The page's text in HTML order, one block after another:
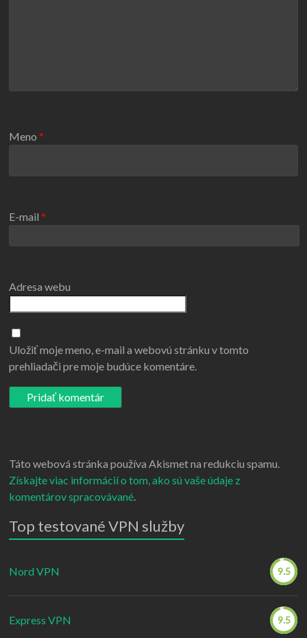
Meno*
E-mail*
Adresa webu
Uložiť moje meno, e-mail a webovú stránku v tomto
prehliadači pre moje budúce komentáre.
Táto webová stránka používa Akismet na redukciu spamu.
Získajte viac informácií o tom, ako sú vaše údaje z
komentárov spracovávané
Top testované VPN služby
Nord VPN 9.5
Express VPN 9.5